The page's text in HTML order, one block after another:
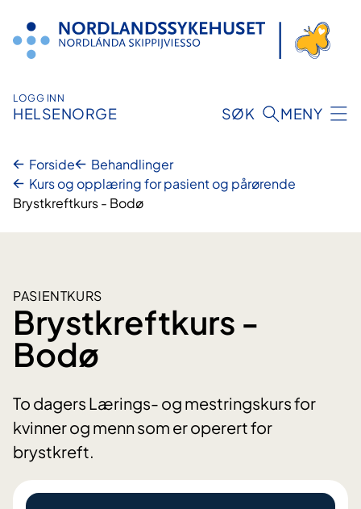
innhold
LOGG INN
HELSENORGE SØK MENY
Forside
Behandlinger
Kurs og opplæring for pasient og pårørende
Brystkreftkurs - Bodø
PASIENTKURS
Brystkreftkurs -
Bodø
To dagers Lærings- og mestringskurs for
kvinner og menn som er operert for
brystkreft.